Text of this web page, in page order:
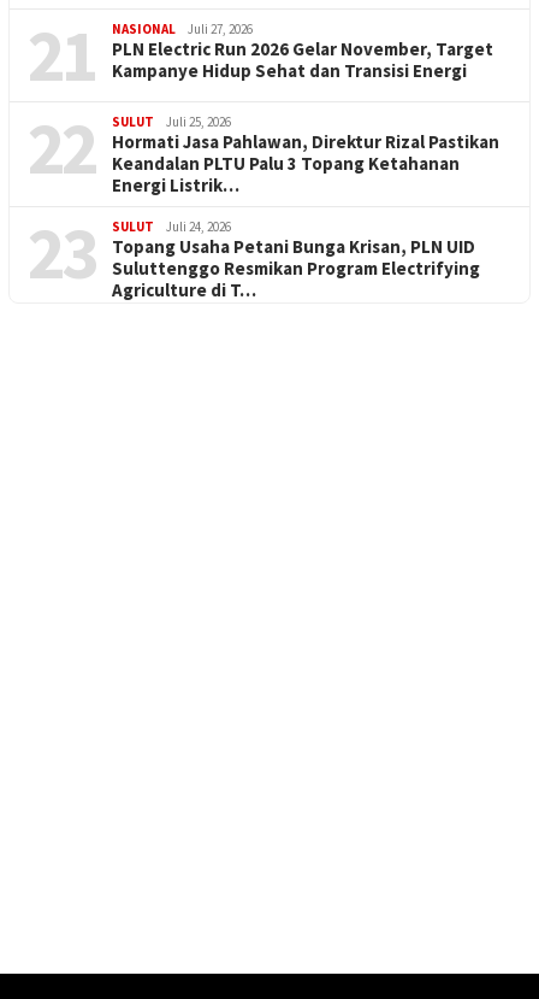
21 NASIONAL Juli 27, 2026
PLN Electric Run 2026 Gelar November, Target
Kampanye Hidup Sehat dan Transisi Energi
22 SULUT Juli 25, 2026
Hormati Jasa Pahlawan, Direktur Rizal Pastikan
Keandalan PLTU Palu 3 Topang Ketahanan
Energi Listrik…
23 SULUT Juli 24, 2026
Topang Usaha Petani Bunga Krisan, PLN UID
Suluttenggo Resmikan Program Electrifying
Agriculture di T…